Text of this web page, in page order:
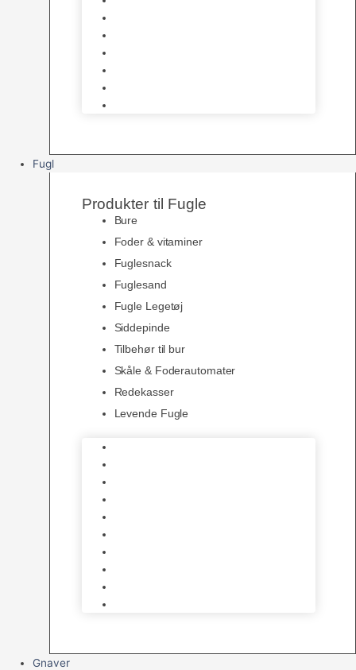
Fugl
Produkter til Fugle
Bure
Foder & vitaminer
Fuglesnack
Fuglesand
Fugle Legetøj
Siddepinde
Tilbehør til bur
Skåle & Foderautomater
Redekasser
Levende Fugle
Gnaver